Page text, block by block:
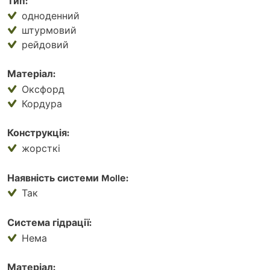
одноденний
штурмовий
рейдовий
Матеріал:
Оксфорд
Кордура
Конструкція:
жорсткі
Наявність системи Mollе:
Так
Система гідрації:
Нема
Матеріал: